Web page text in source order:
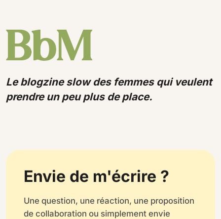
Le blogzine slow des femmes qui veulent
prendre un peu plus de place.
Envie de m'écrire ?
Une question, une réaction, une proposition
de collaboration ou simplement envie